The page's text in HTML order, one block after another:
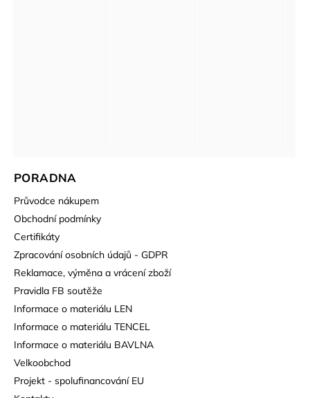
PORADNA
Průvodce nákupem
Obchodní podmínky
Certifikáty
Zpracování osobních údajů - GDPR
Reklamace, výměna a vrácení zboží
Pravidla FB soutěže
Informace o materiálu LEN
Informace o materiálu TENCEL
Informace o materiálu BAVLNA
Velkoobchod
Projekt - spolufinancování EU